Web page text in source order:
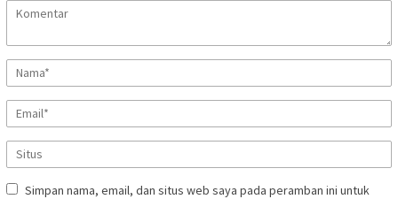
Simpan nama, email, dan situs web saya pada peramban ini untuk